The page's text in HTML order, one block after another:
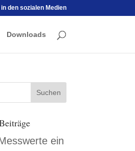
den sozialen Medien
Downloads
ein